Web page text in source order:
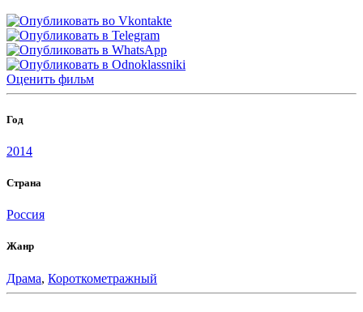
Оценить фильм
Год
2014
Страна
Россия
Жанр
Драма, Короткометражный